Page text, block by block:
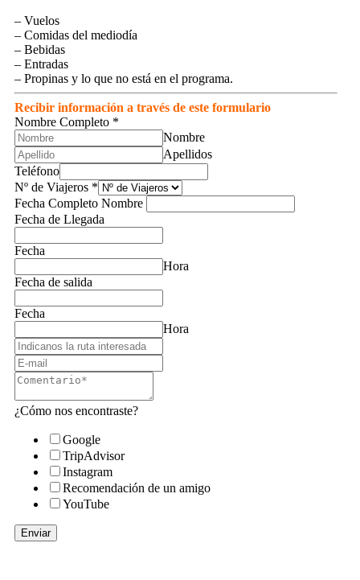
– Vuelos
– Comidas del mediodía
– Bebidas
– Entradas
– Propinas y lo que no está en el programa.
Recibir información a través de este formulario
Nombre Completo *
Nombre
Apellidos
Teléfono
Nº de Viajeros *
Fecha Completo Nombre
Fecha de Llegada
Fecha
Hora
Fecha de salida
Fecha
Hora
¿Cómo nos encontraste?
Google
TripAdvisor
Instagram
Recomendación de un amigo
YouTube
Enviar